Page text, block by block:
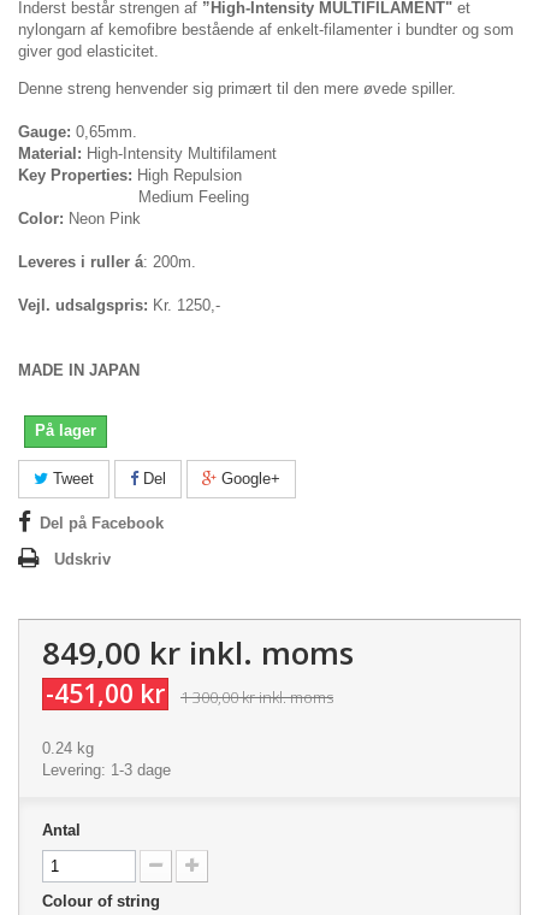
Inderst består strengen af ”High-Intensity MULTIFILAMENT" et
nylongarn af kemofibre bestående af enkelt-filamenter i bundter og som
giver god elasticitet.
Denne streng henvender sig primært til den mere øvede spiller.
Gauge: 0,65mm.
Material: High-Intensity Multifilament
Key Properties: High Repulsion
Medium Feeling
Color: Neon Pink
Leveres i ruller á: 200m.
Vejl. udsalgspris: Kr. 1250,-
MADE IN JAPAN
På lager
Tweet Del Google+
Del på Facebook
Udskriv
849,00 kr inkl. moms
-451,00 kr 1 300,00 krinkl. moms
0.24 kg
Levering: 1-3 dage
Antal
Colour of string